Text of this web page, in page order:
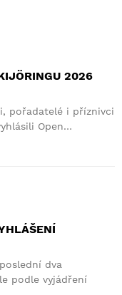
2026
pořadatelé i příznivci
Open…
dva
podle vyjádření